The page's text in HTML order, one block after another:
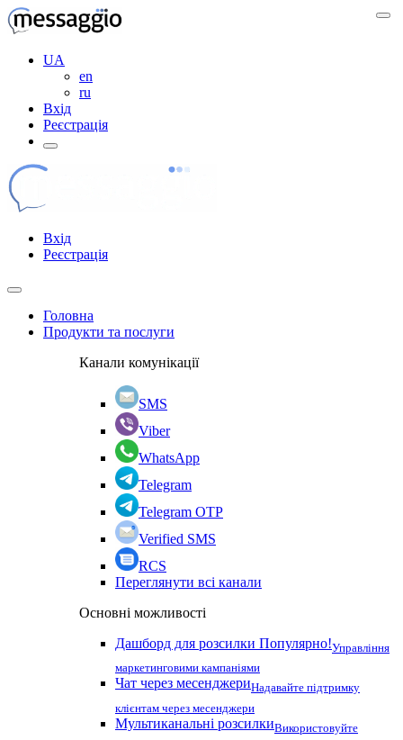
UA
en
ru
Вхід
Реєстрація
Вхід
Реєстрація
Головна
Продукти та послуги
Канали комунікації
SMS
Viber
WhatsApp
Telegram
Telegram OTP
Verified SMS
RCS
Переглянути всі канали
Основні можливості
Дашборд для розсилки Популярно!Управління
маркетинговими кампаніями
Чат через месенджериНадавайте підтримку
клієнтам через месенджери
Мультиканальні розсилкиВикористовуйте